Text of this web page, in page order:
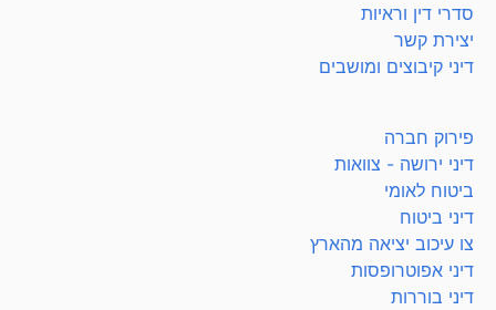
סדרי דין וראיות
יצירת קשר
דיני קיבוצים ומושבים
פירוק חברה
דיני ירושה - צוואות
ביטוח לאומי
דיני ביטוח
צו עיכוב יציאה מהארץ
דיני אפוטרופסות
דיני בוררות